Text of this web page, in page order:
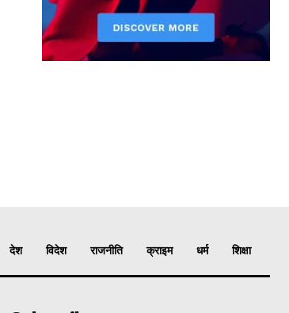
देश विदेश राजनीति क्राइम धर्म शिक्षा